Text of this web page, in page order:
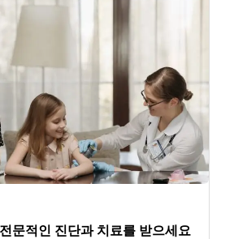
문적인 진단과 치료를 받으세요